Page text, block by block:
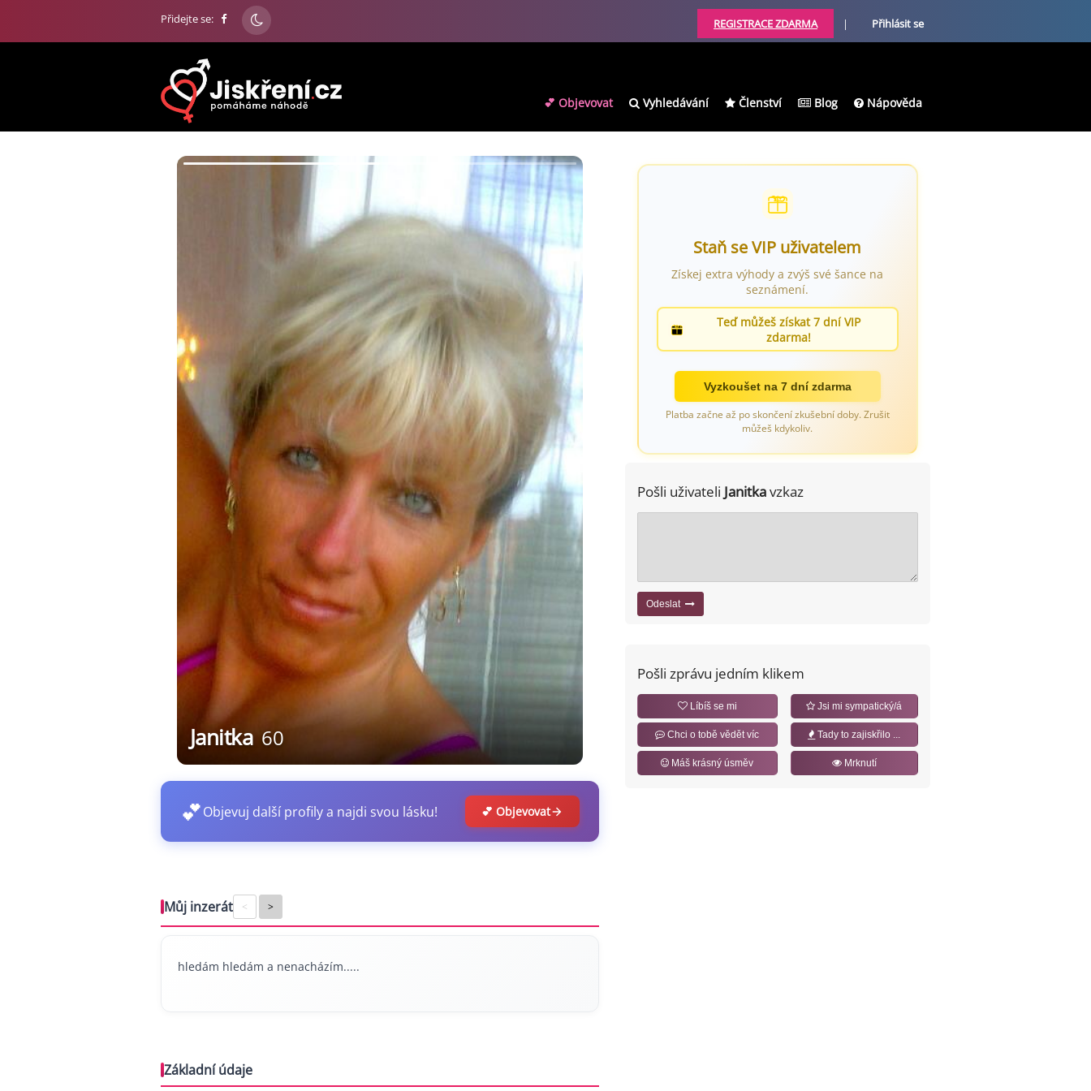
Přidejte se: REGISTRACE ZDARMA | Přihlásit se
💕 Objevovat Vyhledávání Členství Blog Nápověda
Janitka 60
💕Objevuj další profily a najdi svou lásku! 💕 Objevovat
Můj inzerát < >
hledám hledám a nenacházím.....
Základní údaje
Staň se VIP uživatelem
Získej extra výhody a zvýš své šance na
seznámení.
Teď můžeš získat 7 dní VIP
zdarma!
Vyzkoušet na 7 dní zdarma
Platba začne až po skončení zkušební doby. Zrušit
můžeš kdykoliv.
Pošli uživateli Janitkavzkaz
Odeslat
Pošli zprávu jedním klikem
Líbíš se mi Jsi mi sympatický/á
Chci o tobě vědět víc Tady to zajiskřilo ...
Máš krásný úsměv Mrknutí